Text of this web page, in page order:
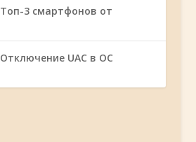
Топ-3 смартфонов от
Отключение UAC в ОС